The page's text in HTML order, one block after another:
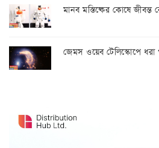
মানব মস্তিষ্কের কোষে জীবন্ত
জেমস ওয়েব টেলিস্কোপে ধরা